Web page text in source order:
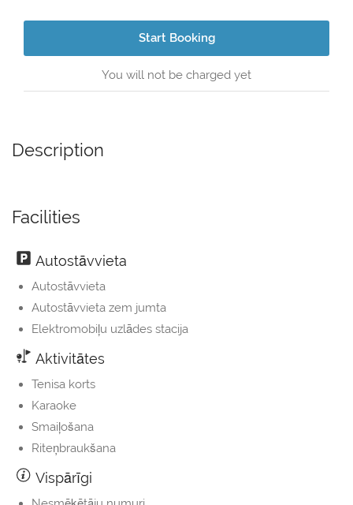
Start Booking
You will not be charged yet
Description
Facilities
Autostāvvieta
Autostāvvieta
Autostāvvieta zem jumta
Elektromobiļu uzlādes stacija
Aktivitātes
Tenisa korts
Karaoke
Smaiļošana
Riteņbraukšana
Vispārīgi